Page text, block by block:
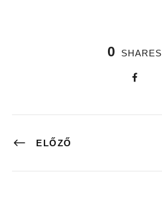
0 SHARES
ELŐZŐ